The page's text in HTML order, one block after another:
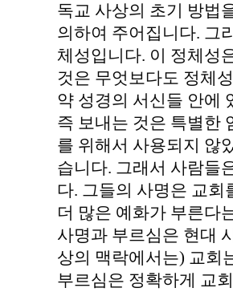
독교 사상의 초기 방법
의하여 주어집니다. 그
체성입니다. 이 정체성
것은 무엇보다도 정체
약 성경의 서신들 안에
즉 보내는 것은 특별한
를 위해서 사용되지 않
습니다. 그래서 사람들
다. 그들의 사명은 교회
더 많은 예화가 부른다
사명과 부르심은 현대
상의 맥락에서는) 교회
부르심은 정확하게 교